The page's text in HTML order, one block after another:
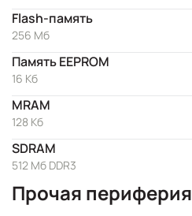
Flash-память
256 Мб
Память EEPROM
16 Кб
MRAM
128 Кб
SDRAM
512 Мб DDR3
Прочая периферия